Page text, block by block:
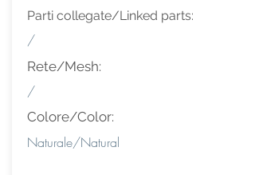
Parti collegate/Linked parts:
/
Rete/Mesh:
/
Colore/Color:
Naturale/Natural